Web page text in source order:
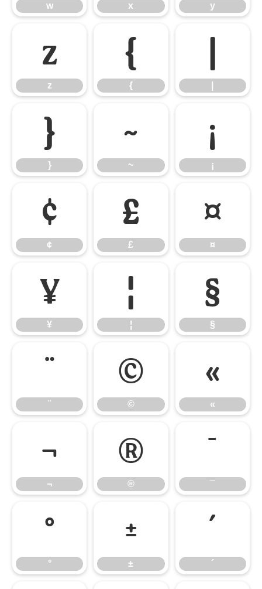
w x y
z
z
{
{
|
}
}
~
~
¡
¡
¢
¢
£
£
¤
¤
¥
¥
¦
¦
§
§
¨
¨
©
©
«
«
¬
¬
®
®
¯
¯
°
°
±
±
´
´